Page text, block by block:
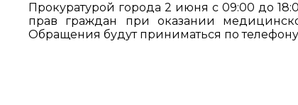
Прокуратурой города 2 июня с 09:00 до
прав граждан при оказании
Обращения будут приниматься по телефону